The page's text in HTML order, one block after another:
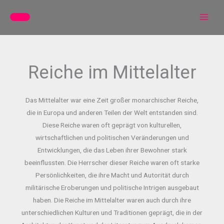
Inhalt
Reiche im Mittelalter
Das Mittelalter war eine Zeit großer monarchischer Reiche,
die in Europa und anderen Teilen der Welt entstanden sind.
Diese Reiche waren oft geprägt von kulturellen,
wirtschaftlichen und politischen Veränderungen und
Entwicklungen, die das Leben ihrer Bewohner stark
beeinflussten. Die Herrscher dieser Reiche waren oft starke
Persönlichkeiten, die ihre Macht und Autorität durch
militärische Eroberungen und politische Intrigen ausgebaut
haben. Die Reiche im Mittelalter waren auch durch ihre
unterschiedlichen Kulturen und Traditionen geprägt, die in der